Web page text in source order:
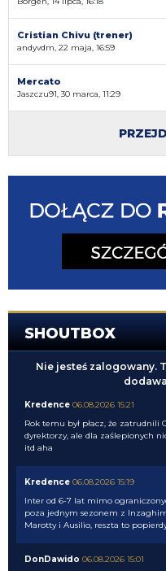
Cristian Chivu (trener)
andyvdm, 22 maja, 16:59
Mercato
Jaszczu91, 30 marca, 11:29
SHOUTBOX
Nie jesteś zalogowany.
Kredence 06.08.2026 15:21
Rok temu był płacz, że
dyrektorzy, ale dla zaślepionych
itd aha
Kredence 06.08.2026 15:19
Inter od 6-7 lat mimo
poza jednym sezonem z
Marotty i Ausilio, reszta to
DonDawido 06.08.2026 15:01